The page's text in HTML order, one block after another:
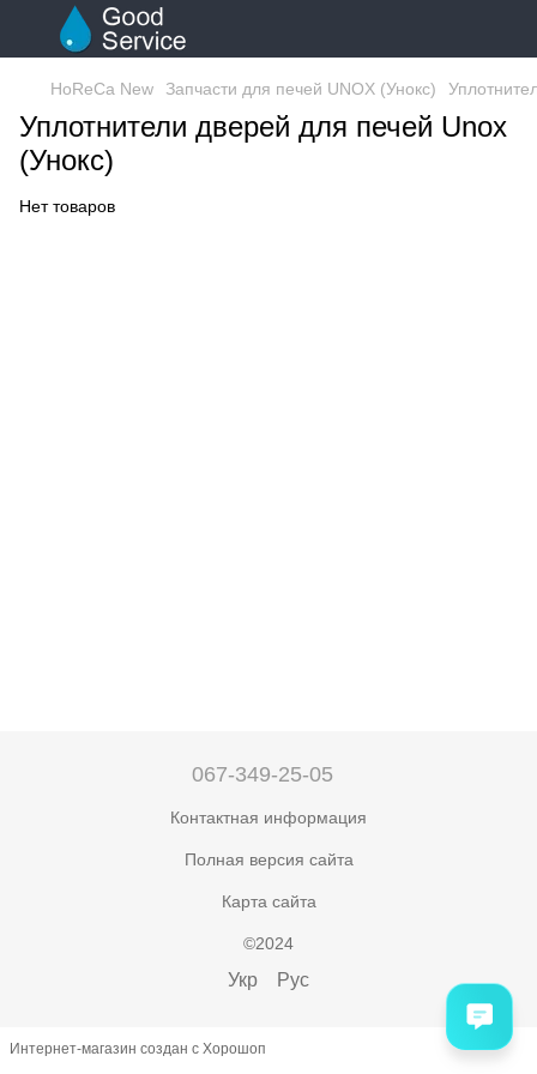
HoReCa New Запчасти для печей UNOX (Унокс)
Уплотнители дверей для печей Unox
(Унокс)
Нет товаров
067-349-25-05
Контактная информация
Полная версия сайта
Карта сайта
©2024
Укр Рус
Интернет-магазин создан с Хорошоп